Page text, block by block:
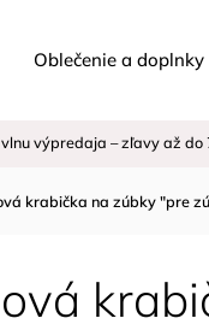
Oblečenie a doplnky
výpredaja – zľavy až do
krabička na zúbky "pre